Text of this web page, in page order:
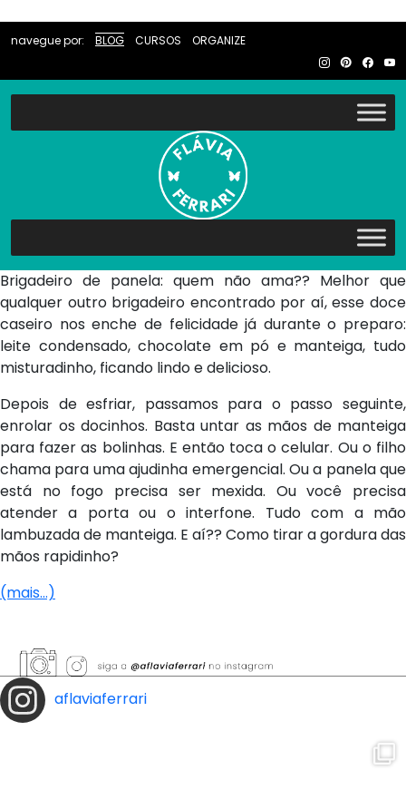
navegue por: BLOG CURSOS ORGANIZE
Brigadeiro de panela: quem não ama?? Melhor que
qualquer outro brigadeiro encontrado por aí, esse doce
caseiro nos enche de felicidade já durante o preparo:
leite condensado, chocolate em pó e manteiga, tudo
misturadinho, ficando lindo e delicioso.
Depois de esfriar, passamos para o passo seguinte,
enrolar os docinhos. Basta untar as mãos de manteiga
para fazer as bolinhas. E então toca o celular. Ou o filho
chama para uma ajudinha emergencial. Ou a panela que
está no fogo precisa ser mexida. Ou você precisa
atender a porta ou o interfone. Tudo com a mão
lambuzada de manteiga. E aí?? Como tirar a gordura das
mãos rapidinho?
(mais…)
aflaviaferrari